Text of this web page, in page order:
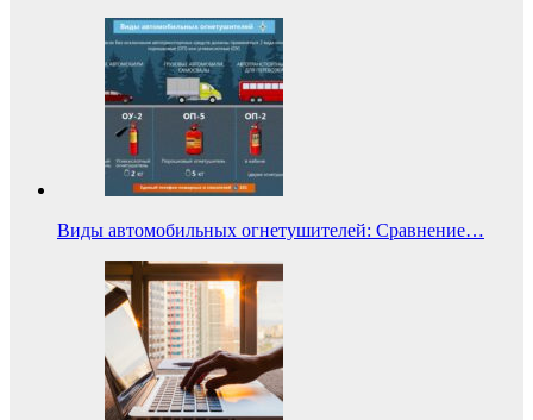
Виды автомобильных огнетушителей: Сравнение…